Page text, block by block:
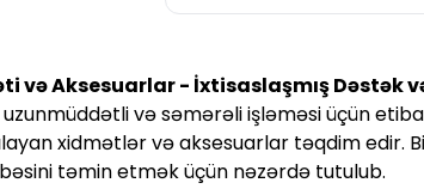
və Aksesuarlar - İxtisaslaşmış Dəstək
uzunmüddətli və səmərəli işləməsi üçün
xidmətlər və aksesuarlar təqdim edir.
təmin etmək üçün nəzərdə tutulub.